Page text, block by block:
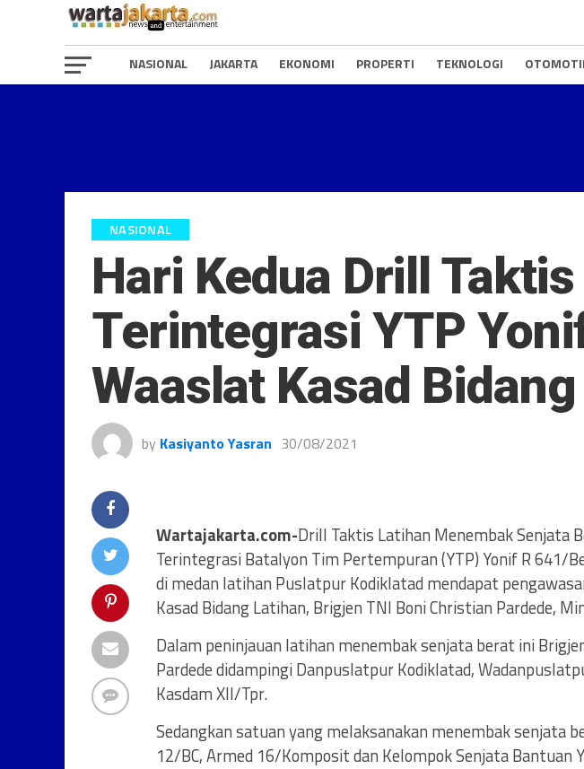
NASIONAL JAKARTA EKONOMI PROPERTI TEKNOLOGI
NASIONAL
Hari Kedua Drill
Terintegrasi YTP
Waaslat Kasad
by Kasiyanto Yasran 30/08/2021
Wartajakarta.com-Drill Taktis Latihan Menembak Senjata
Terintegrasi Batalyon Tim Pertempuran (YTP) Yonif R 641/
di medan latihan Puslatpur Kodiklatad mendapat
Kasad Bidang Latihan, Brigjen TNI Boni Christian Pardede,
Dalam peninjauan latihan menembak senjata berat ini
Pardede didampingi Danpuslatpur Kodiklatad,
Kasdam XII/Tpr.
Sedangkan satuan yang melaksanakan menembak senjata
12/BC, Armed 16/Komposit dan Kelompok Senjata Bantuan